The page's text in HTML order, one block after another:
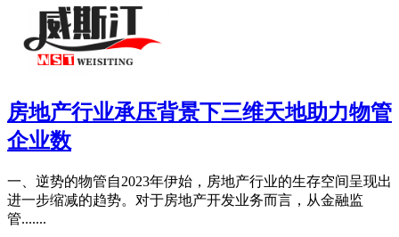
房地产行业承压背景下三维天地助力物管
企业数
一、逆势的物管自2023年伊始，房地产行业的生存空间呈现出
进一步缩减的趋势。对于房地产开发业务而言，从金融监
管.......